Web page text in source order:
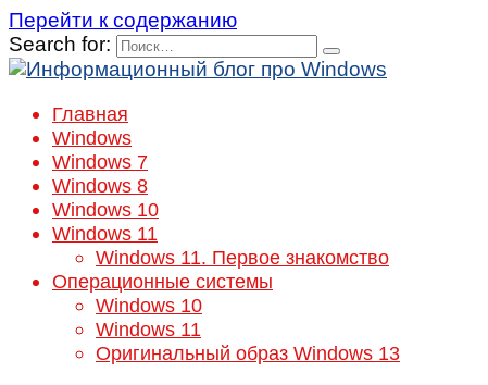
Перейти к содержанию
Search for:
Главная
Windows
Windows 7
Windows 8
Windows 10
Windows 11
Windows 11. Первое знакомство
Операционные системы
Windows 10
Windows 11
Оригинальный образ Windows 13